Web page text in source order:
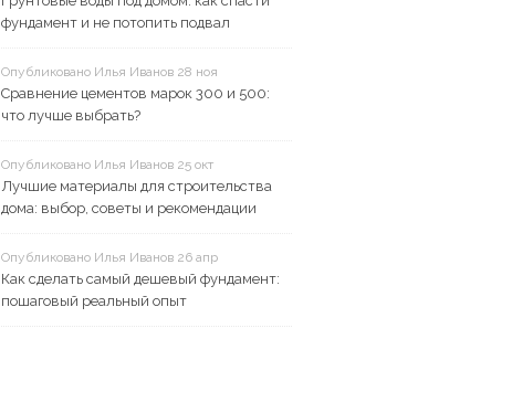
фундамент и не потопить подвал
Опубликовано Илья Иванов 28 ноя
Сравнение цементов марок 300 и 500:
что лучше выбрать?
Опубликовано Илья Иванов 25 окт
Лучшие материалы для строительства
дома: выбор, советы и рекомендации
Опубликовано Илья Иванов 26 апр
Как сделать самый дешевый фундамент:
пошаговый реальный опыт